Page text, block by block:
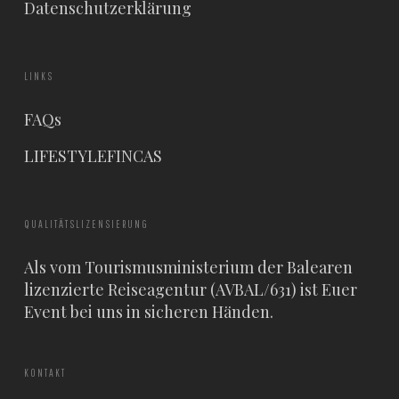
Datenschutzerklärung
LINKS
FAQs
LIFESTYLEFINCAS
QUALITÄTSLIZENSIERUNG
Als vom Tourismusministerium der Balearen
lizenzierte Reiseagentur (AVBAL/631) ist Euer
Event bei uns in sicheren Händen.
KONTAKT